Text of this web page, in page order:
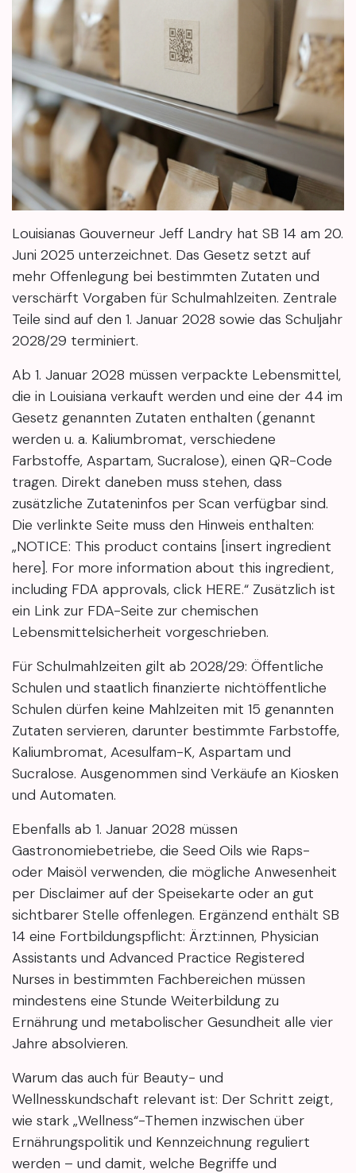
Louisianas Gouverneur Jeff Landry hat SB 14 am 20.
Juni 2025 unterzeichnet. Das Gesetz setzt auf
mehr Offenlegung bei bestimmten Zutaten und
verschärft Vorgaben für Schulmahlzeiten. Zentrale
Teile sind auf den 1. Januar 2028 sowie das Schuljahr
2028/29 terminiert.
Ab 1. Januar 2028 müssen verpackte Lebensmittel,
die in Louisiana verkauft werden und eine der 44 im
Gesetz genannten Zutaten enthalten (genannt
werden u. a. Kaliumbromat, verschiedene
Farbstoffe, Aspartam, Sucralose), einen QR-Code
tragen. Direkt daneben muss stehen, dass
zusätzliche Zutateninfos per Scan verfügbar sind.
Die verlinkte Seite muss den Hinweis enthalten:
„NOTICE: This product contains [insert ingredient
here]. For more information about this ingredient,
including FDA approvals, click HERE.“ Zusätzlich ist
ein Link zur FDA-Seite zur chemischen
Lebensmittelsicherheit vorgeschrieben.
Für Schulmahlzeiten gilt ab 2028/29: Öffentliche
Schulen und staatlich finanzierte nichtöffentliche
Schulen dürfen keine Mahlzeiten mit 15 genannten
Zutaten servieren, darunter bestimmte Farbstoffe,
Kaliumbromat, Acesulfam-K, Aspartam und
Sucralose. Ausgenommen sind Verkäufe an Kiosken
und Automaten.
Ebenfalls ab 1. Januar 2028 müssen
Gastronomiebetriebe, die Seed Oils wie Raps-
oder Maisöl verwenden, die mögliche Anwesenheit
per Disclaimer auf der Speisekarte oder an gut
sichtbarer Stelle offenlegen. Ergänzend enthält SB
14 eine Fortbildungspflicht: Ärzt:innen, Physician
Assistants und Advanced Practice Registered
Nurses in bestimmten Fachbereichen müssen
mindestens eine Stunde Weiterbildung zu
Ernährung und metabolischer Gesundheit alle vier
Jahre absolvieren.
Warum das auch für Beauty- und
Wellnesskundschaft relevant ist: Der Schritt zeigt,
wie stark „Wellness“-Themen inzwischen über
Ernährungspolitik und Kennzeichnung reguliert
werden – und damit, welche Begriffe und